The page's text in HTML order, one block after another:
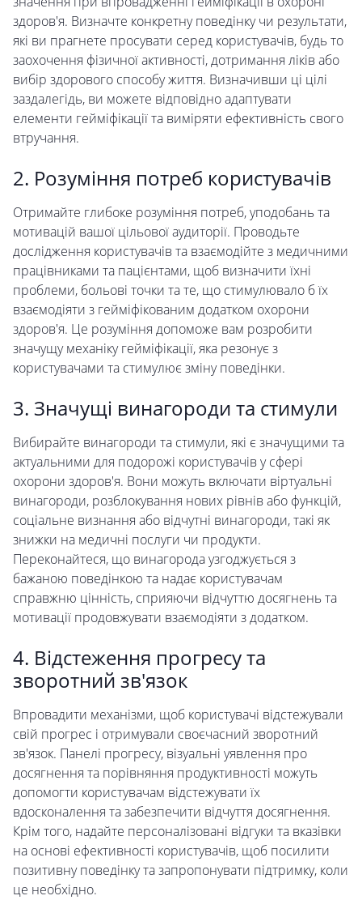
здоров'я. Визначте конкретну поведінку чи результати,
які ви прагнете просувати серед користувачів, будь то
заохочення фізичної активності, дотримання ліків або
вибір здорового способу життя. Визначивши ці цілі
заздалегідь, ви можете відповідно адаптувати
елементи гейміфікації та виміряти ефективність свого
втручання.
2. Розуміння потреб користувачів
Отримайте глибоке розуміння потреб, уподобань та
мотивацій вашої цільової аудиторії. Проводьте
дослідження користувачів та взаємодійте з медичними
працівниками та пацієнтами, щоб визначити їхні
проблеми, больові точки та те, що стимулювало б їх
взаємодіяти з гейміфікованим додатком охорони
здоров'я. Це розуміння допоможе вам розробити
значущу механіку гейміфікації, яка резонує з
користувачами та стимулює зміну поведінки.
3. Значущі винагороди та стимули
Вибирайте винагороди та стимули, які є значущими та
актуальними для подорожі користувачів у сфері
охорони здоров'я. Вони можуть включати віртуальні
винагороди, розблокування нових рівнів або функцій,
соціальне визнання або відчутні винагороди, такі як
знижки на медичні послуги чи продукти.
Переконайтеся, що винагорода узгоджується з
бажаною поведінкою та надає користувачам
справжню цінність, сприяючи відчуттю досягнень та
мотивації продовжувати взаємодіяти з додатком.
4. Відстеження прогресу та
зворотний зв'язок
Впровадити механізми, щоб користувачі відстежували
свій прогрес і отримували своєчасний зворотний
зв'язок. Панелі прогресу, візуальні уявлення про
досягнення та порівняння продуктивності можуть
допомогти користувачам відстежувати їх
вдосконалення та забезпечити відчуття досягнення.
Крім того, надайте персоналізовані відгуки та вказівки
на основі ефективності користувачів, щоб посилити
позитивну поведінку та запропонувати підтримку, коли
це необхідно.